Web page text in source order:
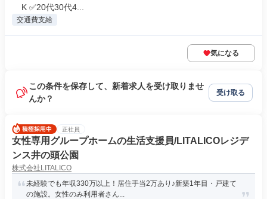
K ✅20代30代4...
交通費支給
気になる
この条件を保存して、新着求人を受け取りませ
んか？
受け取る
正社員
女性専用グループホームの生活支援員/LITALICOレジデ
ンス井の頭公園
株式会社LITALICO
未経験でも年収330万以上！居住手当2万あり♪新築1年目・戸建て
の施設。女性のみ利用者さん...